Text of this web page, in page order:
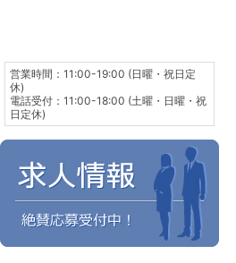
営業時間：11:00-19:00 (日曜・祝日定
休)
電話受付：11:00-18:00 (土曜・日曜・祝
日定休)